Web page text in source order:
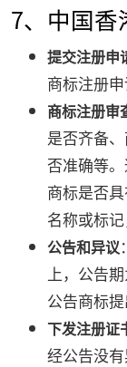
7、中国香
提交注册申
商标注册
商标注册审
是否齐备
否准确等
商标是否
名称或标
公告和异议
上，公告
公告商标提
下发注册证
经公告没